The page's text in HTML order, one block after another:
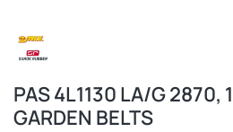
PAS 4L1130 LA/G 2870,
GARDEN BELTS